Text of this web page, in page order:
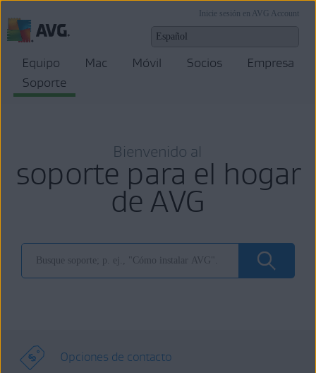
Inicie sesión en AVG Account
Equipo Mac Móvil Socios
Empresa
Soporte
Bienvenido al
soporte para el hogar
de AVG
Opciones de contacto